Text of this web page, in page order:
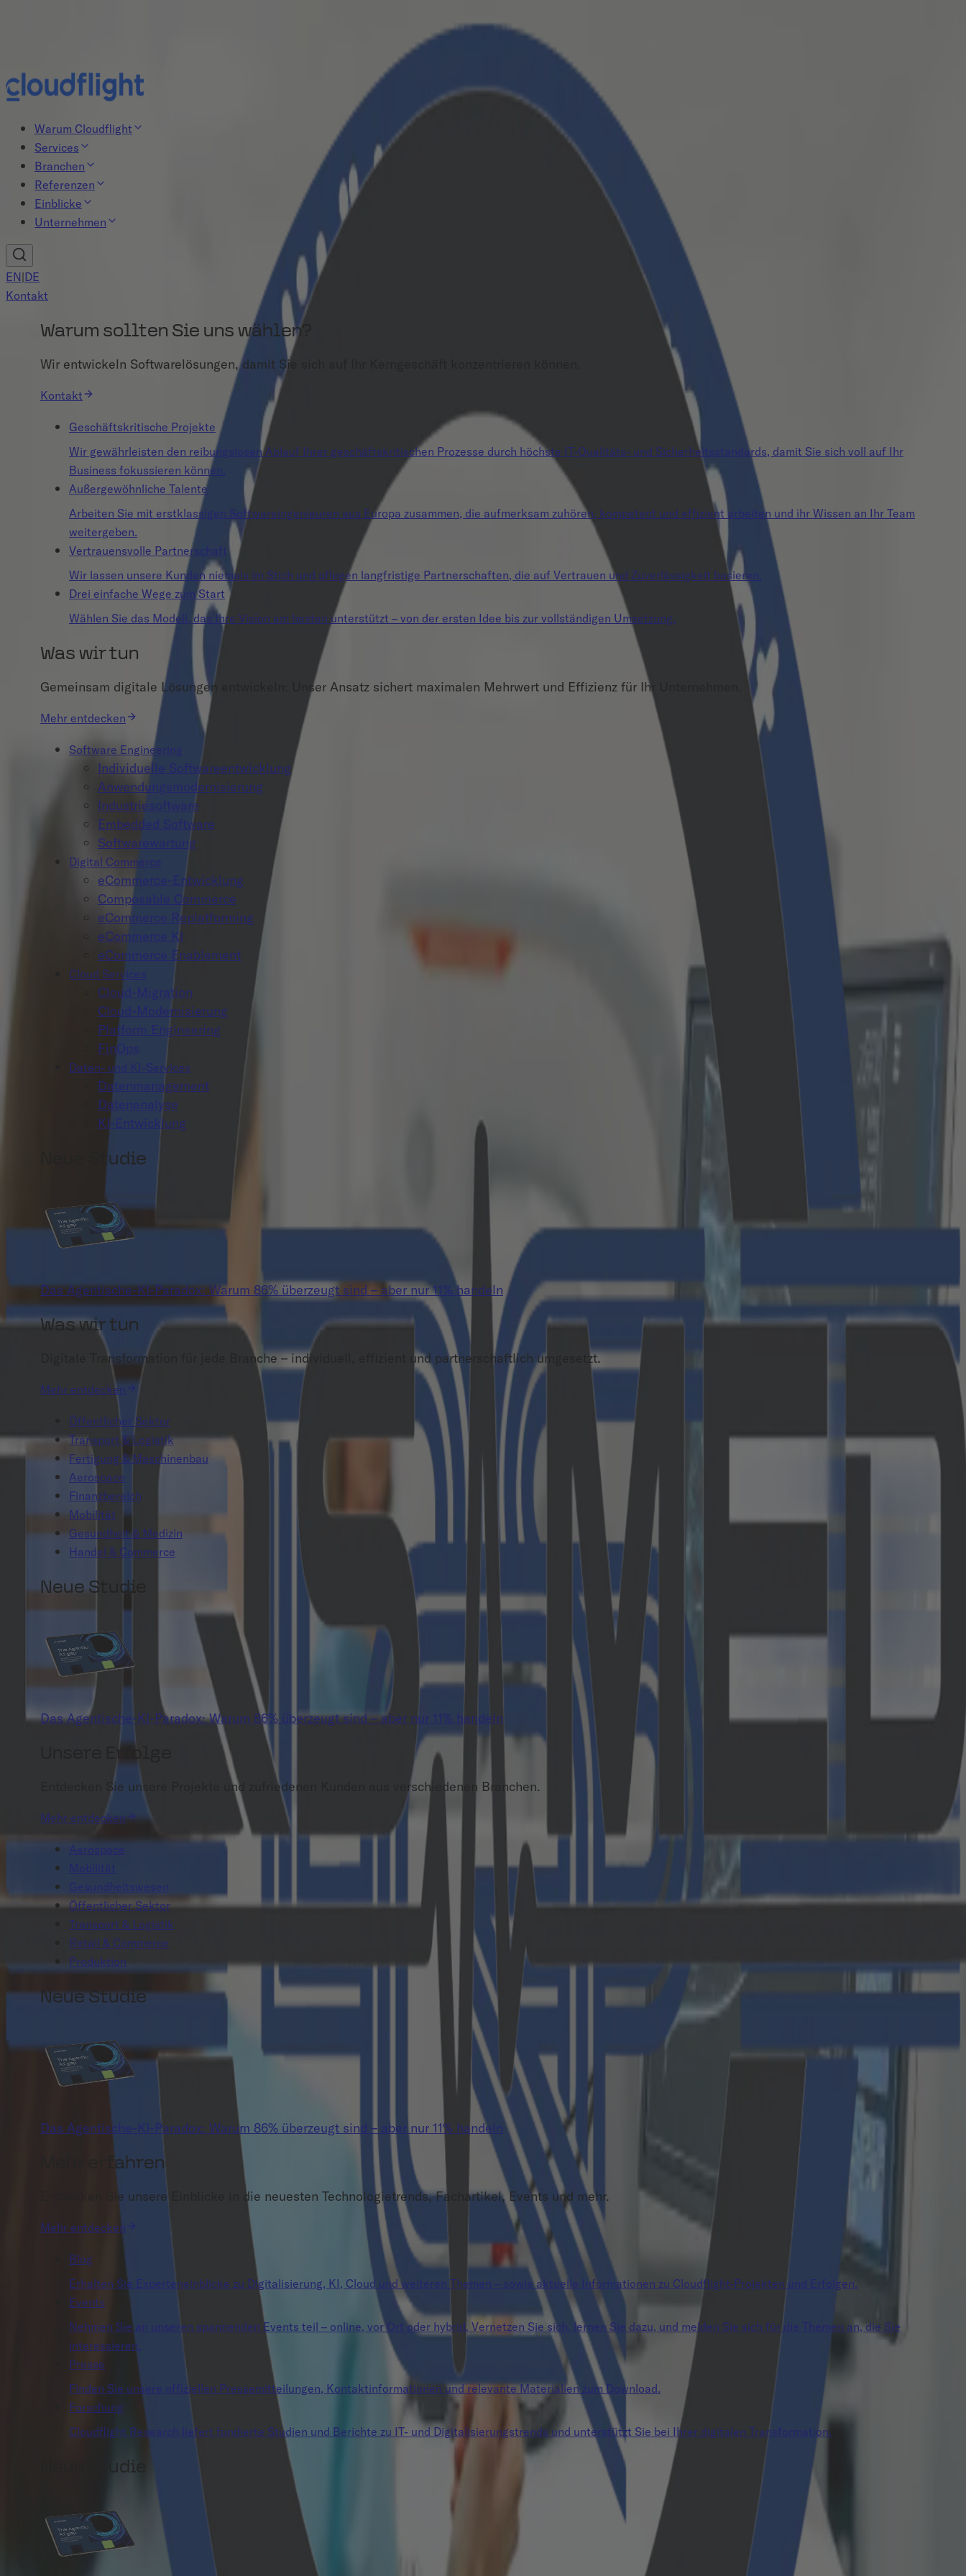
Warum Cloudflight
Services
Branchen
Referenzen
Einblicke
Unternehmen
EN|DE
Kontakt
Warum sollten Sie uns wählen?
Wir entwickeln Softwarelösungen, damit Sie sich auf Ihr Kerngeschäft konzentrieren können.
Kontakt
Geschäftskritische Projekte
Wir gewährleisten den reibungslosen Ablauf Ihrer geschäftskritischen Prozesse durch höchste IT-Qualitäts- und Sicherheitsstandards, damit Sie sich voll auf Ihr
Business fokussieren können.
Außergewöhnliche Talente
Arbeiten Sie mit erstklassigen Softwareingenieuren aus Europa zusammen, die aufmerksam zuhören, kompetent und effizient arbeiten und ihr Wissen an Ihr Team
weitergeben.
Vertrauensvolle Partnerschaft
Wir lassen unsere Kunden niemals im Stich und pflegen langfristige Partnerschaften, die auf Vertrauen und Zuverlässigkeit basieren.
Drei einfache Wege zum Start
Wählen Sie das Modell, das Ihre Vision am besten unterstützt – von der ersten Idee bis zur vollständigen Umsetzung.
Was wir tun
Gemeinsam digitale Lösungen entwickeln: Unser Ansatz sichert maximalen Mehrwert und Effizienz für Ihr Unternehmen.
Mehr entdecken
Software Engineering
Individuelle Softwareentwicklung
Anwendungsmodernisierung
Industriesoftware
Embedded Software
Softwarewartung
Digital Commerce
eCommerce-Entwicklung
Composable Commerce
eCommerce Replatforming
eCommerce KI
eCommerce Enablement
Cloud Services
Cloud-Migration
Cloud-Modernisierung
Platform Engineering
FinOps
Daten- und KI-Services
Datenmanagement
Datenanalyse
KI-Entwicklung
Neue Studie
Das Agentische-KI-Paradox: Warum 86% überzeugt sind – aber nur 11% handeln
Was wir tun
Digitale Transformation für jede Branche – individuell, effizient und partnerschaftlich umgesetzt.
Mehr entdecken
Öffentlicher Sektor
Transport & Logistik
Fertigung & Maschinenbau
Aerospace
Finanzbereich
Mobilität
Gesundheit & Medizin
Handel & Commerce
Neue Studie
Das Agentische-KI-Paradox: Warum 86% überzeugt sind – aber nur 11% handeln
Unsere Erfolge
Entdecken Sie unsere Projekte und zufriedenen Kunden aus verschiedenen Branchen.
Mehr entdecken
Aerospace
Mobilität
Gesundheitswesen
Öffentlicher Sektor
Transport & Logistik
Retail & Commerce
Produktion
Neue Studie
Das Agentische-KI-Paradox: Warum 86% überzeugt sind – aber nur 11% handeln
Mehr erfahren
Entdecken Sie unsere Einblicke in die neuesten Technologietrends, Fachartikel, Events und mehr.
Mehr entdecken
Blog
Erhalten Sie Experteneinblicke zu Digitalisierung, KI, Cloud und weiteren Themen – sowie aktuelle Informationen zu Cloudflight-Projekten und Erfolgen.
Events
Nehmen Sie an unseren spannenden Events teil – online, vor Ort oder hybrid. Vernetzen Sie sich, lernen Sie dazu, und melden Sie sich für die Themen an, die Sie
interessieren.
Presse
Finden Sie unsere offiziellen Pressemitteilungen, Kontaktinformationen und relevante Materialien zum Download.
Forschung
Cloudflight Research liefert fundierte Studien und Berichte zu IT- und Digitalisierungstrends und unterstützt Sie bei Ihrer digitalen Transformation.
Neue Studie